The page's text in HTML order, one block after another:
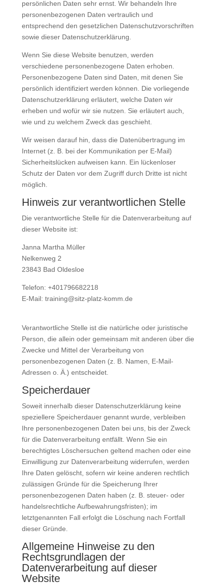
persönlichen Daten sehr ernst. Wir behandeln Ihre
personenbezogenen Daten vertraulich und
entsprechend den gesetzlichen Datenschutzvorschriften
sowie dieser Datenschutzerklärung.
Wenn Sie diese Website benutzen, werden
verschiedene personenbezogene Daten erhoben.
Personenbezogene Daten sind Daten, mit denen Sie
persönlich identifiziert werden können. Die vorliegende
Datenschutzerklärung erläutert, welche Daten wir
erheben und wofür wir sie nutzen. Sie erläutert auch,
wie und zu welchem Zweck das geschieht.
Wir weisen darauf hin, dass die Datenübertragung im
Internet (z. B. bei der Kommunikation per E-Mail)
Sicherheitslücken aufweisen kann. Ein lückenloser
Schutz der Daten vor dem Zugriff durch Dritte ist nicht
möglich.
Hinweis zur verantwortlichen Stelle
Die verantwortliche Stelle für die Datenverarbeitung auf
dieser Website ist:
Janna Martha Müller
Nelkenweg 2
23843 Bad Oldesloe
Telefon: +401796682218
E-Mail: training@sitz-platz-komm.de
Verantwortliche Stelle ist die natürliche oder juristische
Person, die allein oder gemeinsam mit anderen über die
Zwecke und Mittel der Verarbeitung von
personenbezogenen Daten (z. B. Namen, E-Mail-
Adressen o. Ä.) entscheidet.
Speicherdauer
Soweit innerhalb dieser Datenschutzerklärung keine
speziellere Speicherdauer genannt wurde, verbleiben
Ihre personenbezogenen Daten bei uns, bis der Zweck
für die Datenverarbeitung entfällt. Wenn Sie ein
berechtigtes Löschersuchen geltend machen oder eine
Einwilligung zur Datenverarbeitung widerrufen, werden
Ihre Daten gelöscht, sofern wir keine anderen rechtlich
zulässigen Gründe für die Speicherung Ihrer
personenbezogenen Daten haben (z. B. steuer- oder
handelsrechtliche Aufbewahrungsfristen); im
letztgenannten Fall erfolgt die Löschung nach Fortfall
dieser Gründe.
Allgemeine Hinweise zu den
Rechtsgrundlagen der
Datenverarbeitung auf dieser
Website